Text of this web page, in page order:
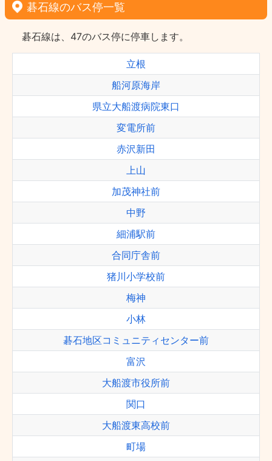
碁石線のバス停一覧
碁石線は、47のバス停に停車します。
立根
船河原海岸
県立大船渡病院東口
変電所前
赤沢新田
上山
加茂神社前
中野
細浦駅前
合同庁舎前
猪川小学校前
梅神
小林
碁石地区コミュニティセンター前
富沢
大船渡市役所前
関口
大船渡東高校前
町場